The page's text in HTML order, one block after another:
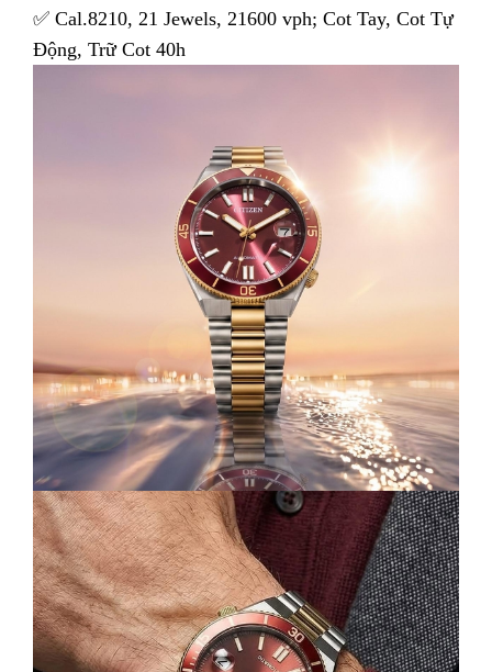
✅ Cal.8210, 21 Jewels, 21600 vph; Cot Tay, Cot Tự
Động, Trữ Cot 40h